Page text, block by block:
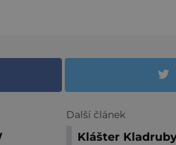
Další článek
Klášter